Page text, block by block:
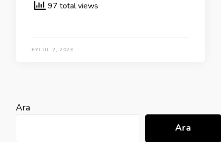
97 total views
EYLÜL 2, 2023
Ara
Ara